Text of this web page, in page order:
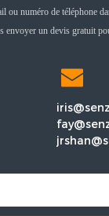
ou numéro de téléphone
envoyer un devis gratuit